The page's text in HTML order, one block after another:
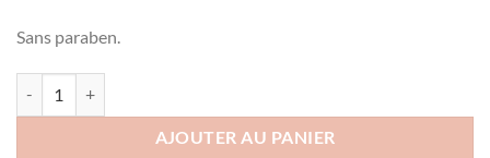
Sans paraben.
AJOUTER AU PANIER